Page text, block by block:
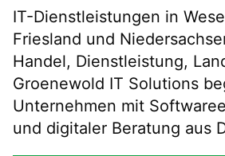
IT-Dienstleistungen in
Friesland und
Handel, Dienstleistung,
Groenewold IT Solutions
Unternehmen mit
und digitaler Beratung aus